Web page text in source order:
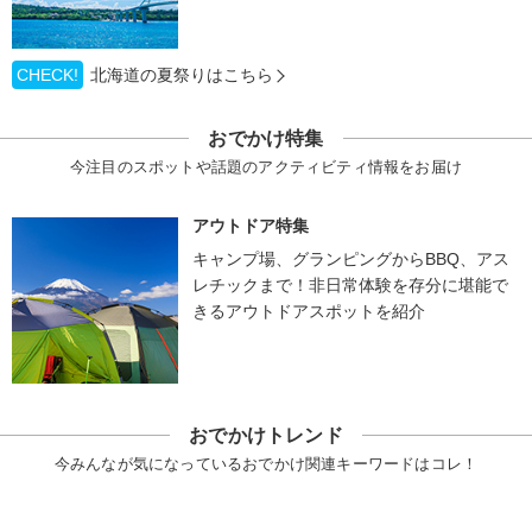
CHECK! 北海道の夏祭りはこちら
おでかけ特集
今注目のスポットや話題のアクティビティ情報をお届け
アウトドア特集
キャンプ場、グランピングからBBQ、アス
レチックまで！非日常体験を存分に堪能で
きるアウトドアスポットを紹介
おでかけトレンド
今みんなが気になっているおでかけ関連キーワードはコレ！